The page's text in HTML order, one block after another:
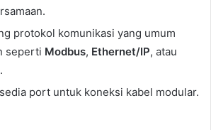
protokol komunikasi yang umum
seperti Modbus, Ethernet/IP, atau
.
port untuk koneksi kabel modular.